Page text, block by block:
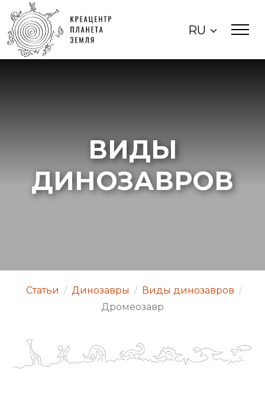
RU
ВИДЫ
ДИНОЗАВРОВ
Статьи / Динозавры / Виды динозавров /
Дромеозавр